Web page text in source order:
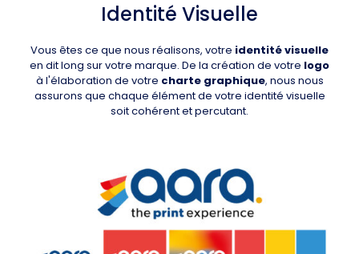
Identité Visuelle
Vous êtes ce que nous réalisons, votre identité visuelle
en dit long sur votre marque. De la création de votre logo
à l'élaboration de votre charte graphique, nous nous
assurons que chaque élément de votre identité visuelle
soit cohérent et percutant.